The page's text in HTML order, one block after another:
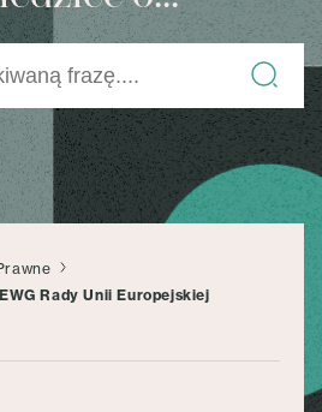
Rady Unii Europejskiej